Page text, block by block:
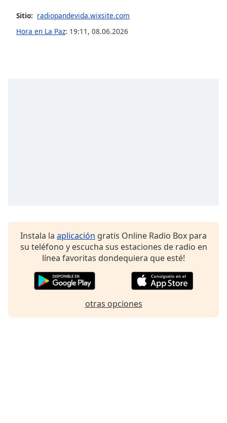
Family
Dialog
Sitio: radiopandevida.wixsite.com
Hora en La Paz: 19:11 , 08.06.2026
Instala la aplicación gratis Online Radio Box para
su teléfono y escucha sus estaciones de radio en
línea favoritas dondequiera que esté!
otras opciones